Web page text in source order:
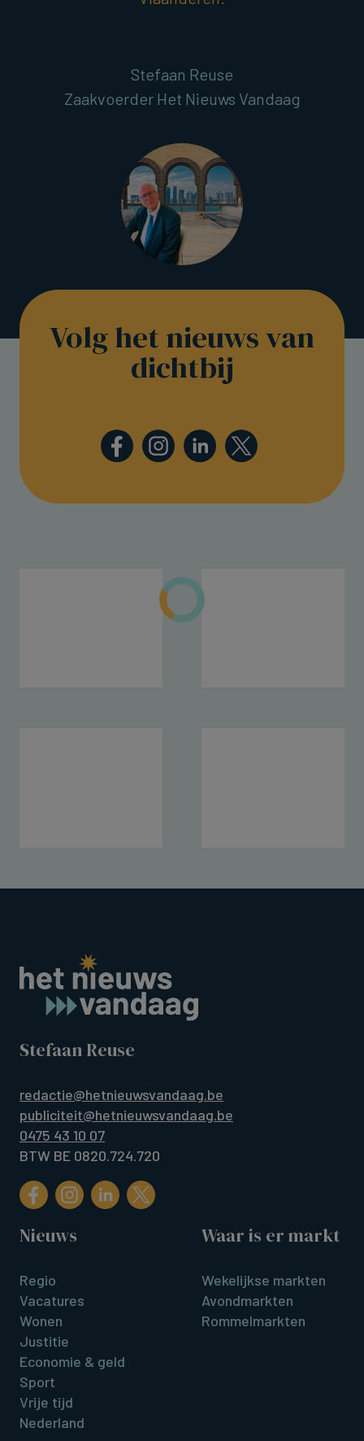
Stefaan Reuse
Zaakvoerder Het Nieuws Vandaag
Volg het nieuws van
dichtbij
Stefaan Reuse
redactie@hetnieuwsvandaag.be
publiciteit@hetnieuwsvandaag.be
0475 43 10 07
BTW BE 0820.724.720
Nieuws
Regio
Vacatures
Wonen
Justitie
Economie & geld
Sport
Vrije tijd
Nederland
Waar is er markt
Wekelijkse markten
Avondmarkten
Rommelmarkten